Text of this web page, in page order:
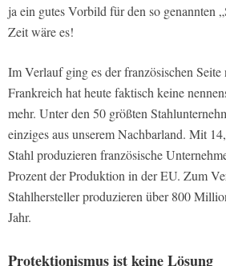
ja ein gutes Vorbild für den so genannten
Zeit wäre es!
Im Verlauf ging es der französischen Seite
Frankreich hat heute faktisch keine
mehr. Unter den 50 größten
einziges aus unserem Nachbarland. Mit
Stahl produzieren französische
Prozent der Produktion in der EU. Zum
Stahlhersteller produzieren über 800
Jahr.
Protektionismus ist keine Lösung